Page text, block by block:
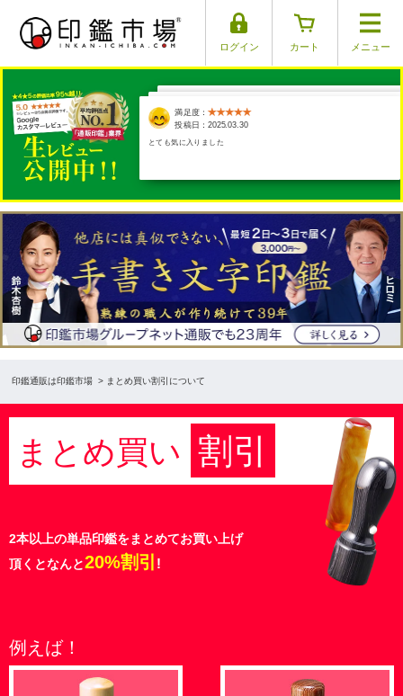
ログイン カート メニュー
投稿日：2025.03.17
投稿日：2025.03.30
投稿日：2025.03.26
で、20年保証があるのも、有難いです。旦那の実印と産まれてくる子
投稿日：2025.03.29
投稿日：2025.04.01
印鑑通販は印鑑市場 > まとめ買い割引について
まとめ買い 割引
2本以上の単品印鑑をまとめてお買い上げ
頂くとなんと20%割引 !
例えば！